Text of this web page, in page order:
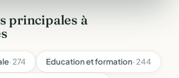
principales à
· 274 Education et formation· 244